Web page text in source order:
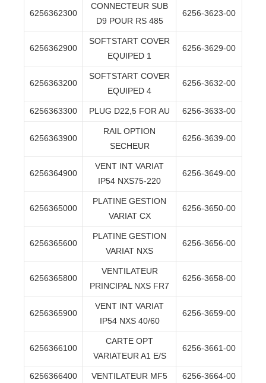
6256362300
CONNECTEUR SUB
D9 POUR RS 485
6256-3623-00
6256362900
SOFTSTART COVER
EQUIPED 1
6256-3629-00
6256363200
SOFTSTART COVER
EQUIPED 4
6256-3632-00
6256363300 PLUG D22,5 FOR AU 6256-3633-00
6256363900
RAIL OPTION
SECHEUR
6256-3639-00
6256364900
VENT INT VARIAT
IP54 NXS75-220
6256-3649-00
6256365000
PLATINE GESTION
VARIAT CX
6256-3650-00
6256365600
PLATINE GESTION
VARIAT NXS
6256-3656-00
6256365800
VENTILATEUR
PRINCIPAL NXS FR7
6256-3658-00
6256365900
VENT INT VARIAT
IP54 NXS 40/60
6256-3659-00
6256366100
CARTE OPT
VARIATEUR A1 E/S
6256-3661-00
6256366400 VENTILATEUR MF5 6256-3664-00